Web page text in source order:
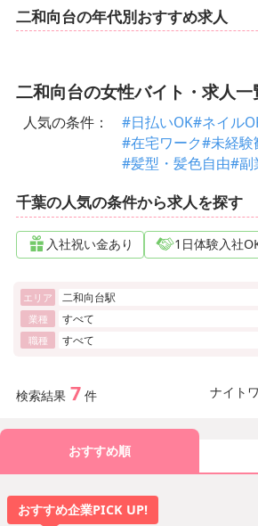
二和向台の年代別おすすめ求人
二和向台の女性バイト・求人一
人気の条件： #日払いOK#ネイル
#在宅ワーク#未経験
#髪型・髪色自由#副
千葉の人気の条件から求人を探す
入社祝い金あり 1日体験入社
エリア 二和向台駅
業種 すべて
職種 すべて
検索結果 7 件 ナイト
おすすめ順
おすすめ企業PICK UP!